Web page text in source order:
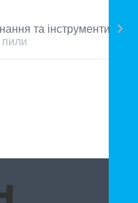
та інструменти
пили